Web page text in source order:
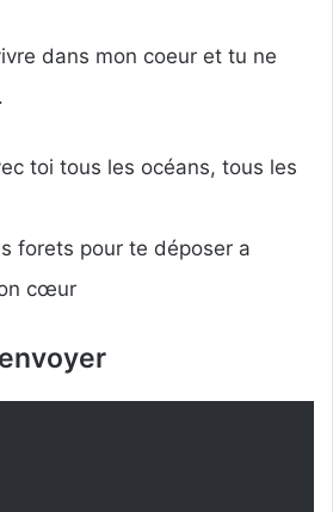
dans mon coeur et tu ne
toi tous les océans, tous les
forets pour te déposer a
cœur